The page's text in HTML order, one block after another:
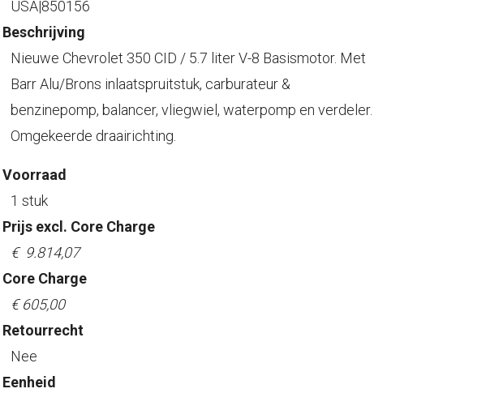
USA|850156
Beschrijving
Nieuwe Chevrolet 350 CID / 5.7 liter V-8 Basismotor. Met
Barr Alu/Brons inlaatspruitstuk, carburateur &
benzinepomp, balancer, vliegwiel, waterpomp en verdeler.
Omgekeerde draairichting.
Voorraad
1 stuk
Prijs excl. Core Charge
€ 9.814,07
Core Charge
€ 605,00
Retourrecht
Nee
Eenheid